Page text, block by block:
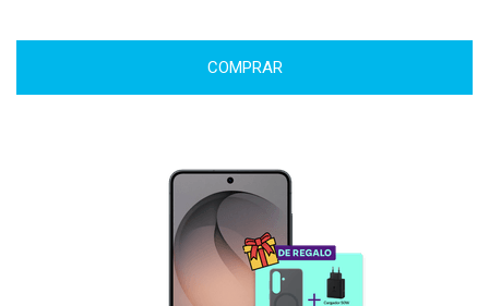
COMPRAR